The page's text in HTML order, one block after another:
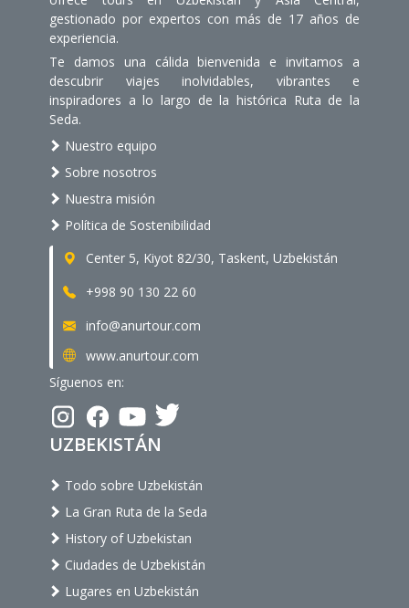
gestionado por expertos con más de 17 años de
experiencia.
Te damos una cálida bienvenida e invitamos a
descubrir viajes inolvidables, vibrantes e
inspiradores a lo largo de la histórica Ruta de la
Seda.
Nuestro equipo
Sobre nosotros
Nuestra misión
Política de Sostenibilidad
Center 5, Kiyot 82/30, Taskent, Uzbekistán
+998 90 130 22 60
info@anurtour.com
www.anurtour.com
Síguenos en:
UZBEKISTÁN
Todo sobre Uzbekistán
La Gran Ruta de la Seda
History of Uzbekistan
Ciudades de Uzbekistán
Lugares en Uzbekistán